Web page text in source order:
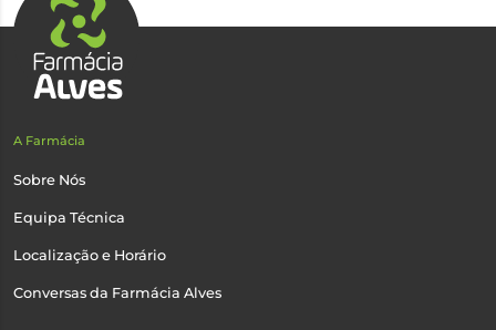
A Farmácia
Sobre Nós
Equipa Técnica
Localização e Horário
Conversas da Farmácia Alves